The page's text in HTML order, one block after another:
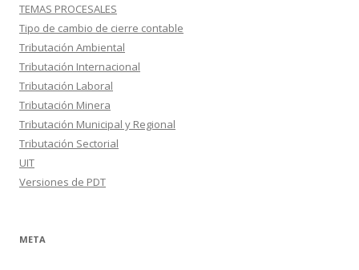
TEMAS PROCESALES
Tipo de cambio de cierre contable
Tributación Ambiental
Tributación Internacional
Tributación Laboral
Tributación Minera
Tributación Municipal y Regional
Tributación Sectorial
UIT
Versiones de PDT
META